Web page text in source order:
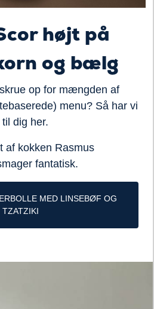
højt på
og bælg
op for mængden af
menu? Så har vi
dig her.
af kokken Rasmus
fantatisk.
MED LINSEBØF OG
TZATZIKI